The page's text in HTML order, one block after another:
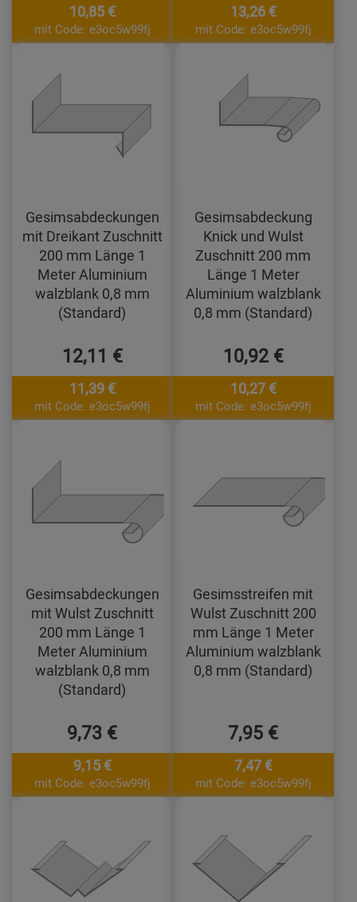
10,85 €
mit Code: e3oc5w99fj
13,26 €
mit Code: e3oc5w99fj
Gesimsabdeckungen
mit Dreikant Zuschnitt
200 mm Länge 1
Meter Aluminium
walzblank 0,8 mm
(Standard)
12,11 €
11,39 €
mit Code: e3oc5w99fj
Gesimsabdeckung
Knick und Wulst
Zuschnitt 200 mm
Länge 1 Meter
Aluminium walzblank
0,8 mm (Standard)
10,92 €
10,27 €
mit Code: e3oc5w99fj
Gesimsabdeckungen
mit Wulst Zuschnitt
200 mm Länge 1
Meter Aluminium
walzblank 0,8 mm
(Standard)
9,73 €
9,15 €
mit Code: e3oc5w99fj
Gesimsstreifen mit
Wulst Zuschnitt 200
mm Länge 1 Meter
Aluminium walzblank
0,8 mm (Standard)
7,95 €
7,47 €
mit Code: e3oc5w99fj